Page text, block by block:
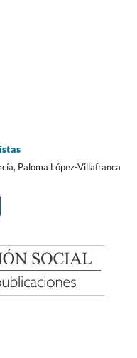
Paloma López-Villafranca